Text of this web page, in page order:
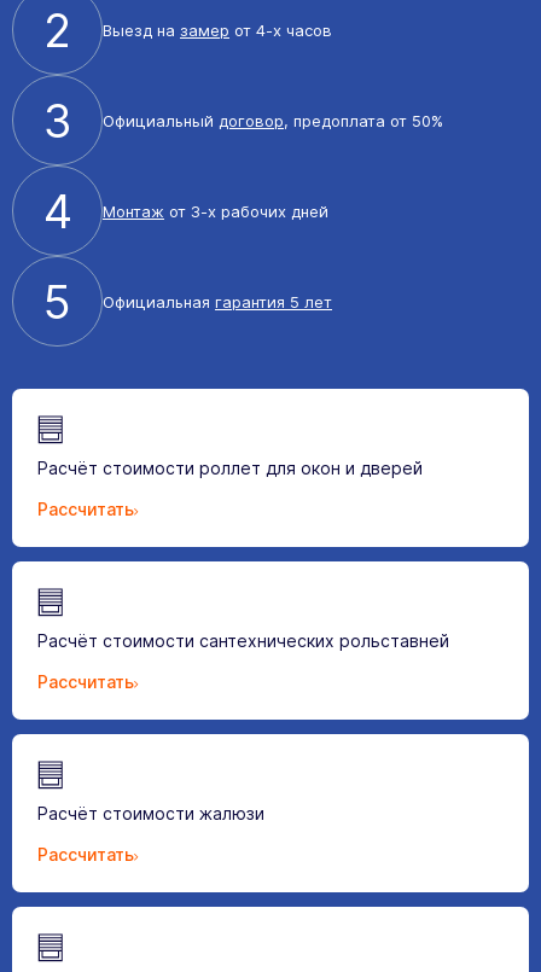
2 Выезд на замер от 4-х часов
3 Официальный договор, предоплата от 50%
4 Монтаж от 3-х рабочих дней
5 Официальная гарантия 5 лет
Расчёт стоимости роллет для окон и дверей
Рассчитать
Расчёт стоимости сантехнических рольставней
Рассчитать
Расчёт стоимости жалюзи
Рассчитать